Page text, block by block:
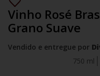
Vinho Rosé
Grano Suave
Vendido e entregue por
750 ml